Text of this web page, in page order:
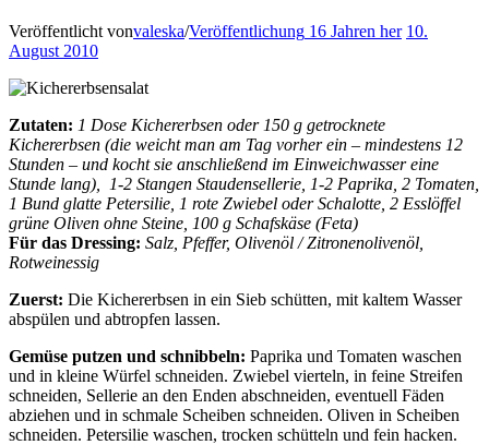
Veröffentlicht vonvaleska/Veröffentlichung 16 Jahren her 10.
August 2010
Zutaten: 1 Dose Kichererbsen oder 150 g getrocknete
Kichererbsen (die weicht man am Tag vorher ein – mindestens 12
Stunden – und kocht sie anschließend im Einweichwasser eine
Stunde lang), 1-2 Stangen Staudensellerie, 1-2 Paprika, 2 Tomaten,
1 Bund glatte Petersilie, 1 rote Zwiebel oder Schalotte, 2 Esslöffel
grüne Oliven ohne Steine, 100 g Schafskäse (Feta)
Für das Dressing: Salz, Pfeffer, Olivenöl / Zitronenolivenöl,
Rotweinessig
Zuerst: Die Kichererbsen in ein Sieb schütten, mit kaltem Wasser
abspülen und abtropfen lassen.
Gemüse putzen und schnibbeln: Paprika und Tomaten waschen
und in kleine Würfel schneiden. Zwiebel vierteln, in feine Streifen
schneiden, Sellerie an den Enden abschneiden, eventuell Fäden
abziehen und in schmale Scheiben schneiden. Oliven in Scheiben
schneiden. Petersilie waschen, trocken schütteln und fein hacken.